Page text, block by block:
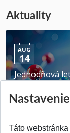
Aktuality
AUG
14
Jednodňová
Pridané
Táto